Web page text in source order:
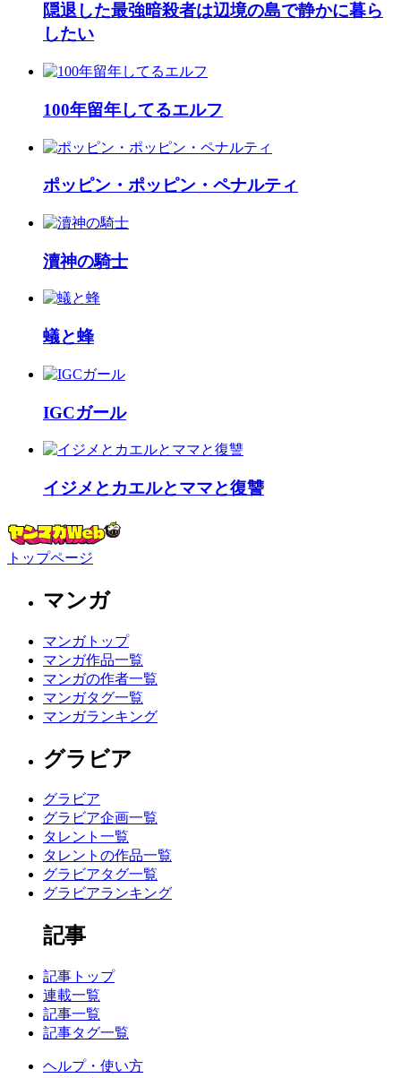
隠退した最強暗殺者は辺境の島で静かに暮ら
したい
100年留年してるエルフ
ポッピン・ポッピン・ペナルティ
瀆神の騎士
蟻と蜂
IGCガール
イジメとカエルとママと復讐
トップページ
マンガ
マンガトップ
マンガ作品一覧
マンガの作者一覧
マンガタグ一覧
マンガランキング
グラビア
グラビア
グラビア企画一覧
タレント一覧
タレントの作品一覧
グラビアタグ一覧
グラビアランキング
記事
記事トップ
連載一覧
記事一覧
記事タグ一覧
ヘルプ・使い方